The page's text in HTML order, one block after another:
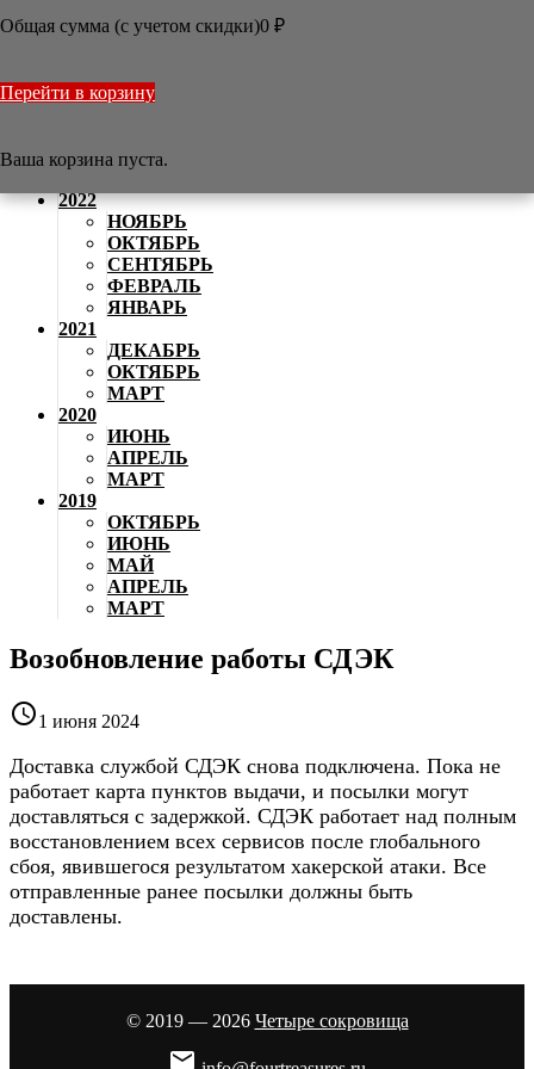
2024
АПРЕЛЬ
АВГУСТ
2022
НОЯБРЬ
ОКТЯБРЬ
СЕНТЯБРЬ
ФЕВРАЛЬ
ЯНВАРЬ
2021
ДЕКАБРЬ
ОКТЯБРЬ
МАРТ
2020
ИЮНЬ
АПРЕЛЬ
МАРТ
2019
ОКТЯБРЬ
ИЮНЬ
МАЙ
АПРЕЛЬ
МАРТ
Возобновление работы СДЭК
1 июня 2024
Доставка службой СДЭК снова подключена. Пока не
работает карта пунктов выдачи, и посылки могут
доставляться с задержкой. СДЭК работает над полным
восстановлением всех сервисов после глобального
сбоя, явившегося результатом хакерской атаки. Все
отправленные ранее посылки должны быть
доставлены.
© 2019 — 2026 Четыре сокровища

Общая сумма (с учетом скидки)0 ₽
Перейти в корзину
Ваша корзина пуста.